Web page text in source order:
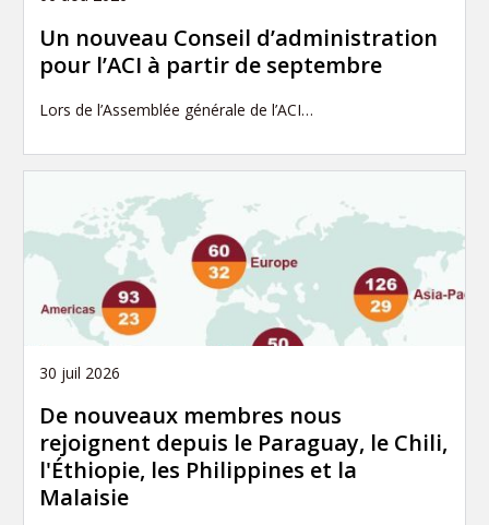
Un nouveau Conseil d’administration
pour l’ACI à partir de septembre
Lors de l’Assemblée générale de l’ACI…
30 juil 2026
De nouveaux membres nous
rejoignent depuis le Paraguay, le Chili,
l'Éthiopie, les Philippines et la
Malaisie